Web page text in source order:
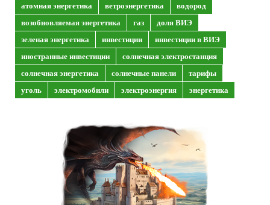
атомная энергетика
ветроэнергетика
водород
возобновляемая энергетика
газ
доля ВИЭ
зеленая энергетика
инвестиции
инвестиции в ВИЭ
иностранные инвестиции
солнечная электростанция
солнечная энергетика
солнечные панели
тарифы
уголь
электромобили электроэнергия энергетика